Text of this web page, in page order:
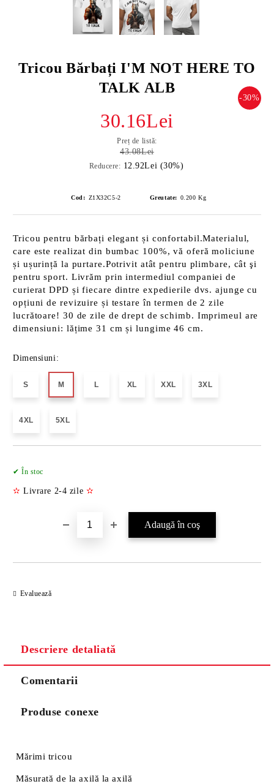
Tricou Bărbați I'M NOT HERE TO
TALK ALB
-30%
30.16Lei
Preț de listă:
43.08Lei
Reducere: 12.92Lei (30%)
Cod: Z1X32C5-2 Greutate: 0.200 Kg
Tricou pentru bărbați elegant și confortabil.Materialul,
care este realizat din bumbac 100%, vă oferă moliciune
și ușurință la purtare.Potrivit atât pentru plimbare, cât şi
pentru sport. Livrăm prin intermediul companiei de
curierat DPD și fiecare dintre expedierile dvs. ajunge cu
opțiuni de revizuire și testare în termen de 2 zile
lucrătoare! 30 de zile de drept de schimb. Imprimeul are
dimensiuni: lățime 31 cm și lungime 46 cm.
Dimensiuni:
S M L XL XXL 3XL
4XL 5XL
✔ În stoc
✫ Livrare 2-4 zile ✫
Evaluează
Descriere detaliată
Comentarii
Produse conexe
Mărimi tricou
Măsurată de la axilă la axilă